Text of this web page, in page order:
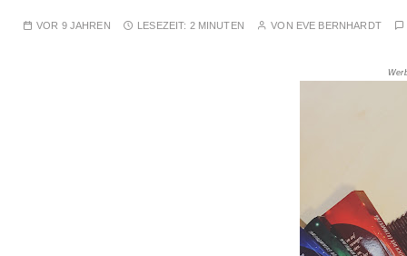
VOR 9 JAHREN LESEZEIT: 2 MINUTEN VON EVE BERNHARDT